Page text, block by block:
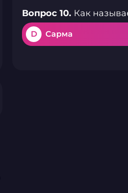
Вопрос 10. Как
D Сарма